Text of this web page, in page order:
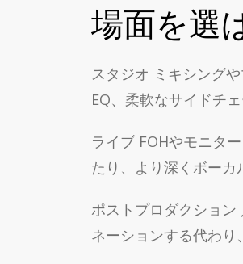
場面を選
スタジオ ミキシング
EQ、柔軟なサイドチ
ライブ FOHやモニタ
たり、より深くボーカ
ポストプロダクショ
ネーションする代わり